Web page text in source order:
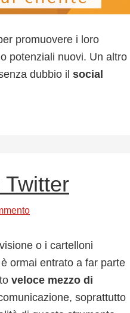
promuovere i loro
potenziali nuovi. Un altro
dubbio il social
o i cartelloni
è ormai entrato a far parte
veloce mezzo di
soprattutto